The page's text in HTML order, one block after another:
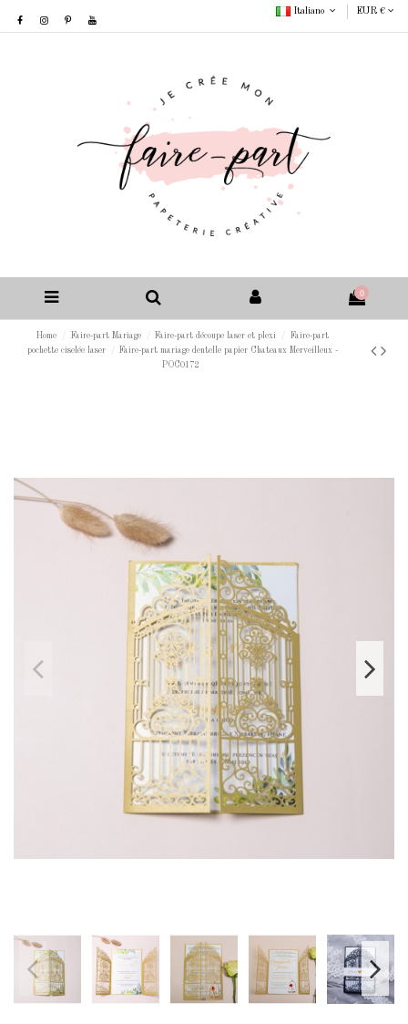
Italiano EUR €
0
Home Faire-part Mariage Faire-part découpe laser et plexi
Faire-part
pochette ciselée laser
Faire-part mariage dentelle papier Chateaux Merveilleux -
POC0172